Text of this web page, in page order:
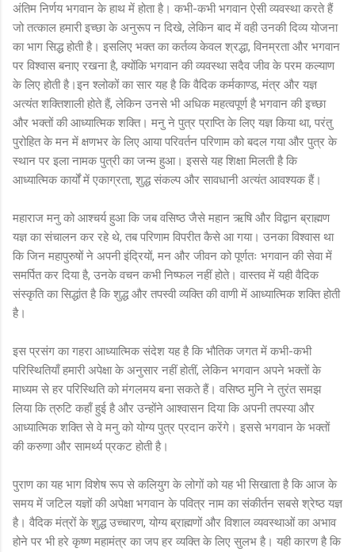
अंतिम निर्णय भगवान के हाथ में होता है। कभी-कभी भगवान ऐसी व्यवस्था करते हैं
जो तत्काल हमारी इच्छा के अनुरूप न दिखे, लेकिन बाद में वही उनकी दिव्य योजना
का भाग सिद्ध होती है। इसलिए भक्त का कर्तव्य केवल श्रद्धा, विनम्रता और भगवान
पर विश्वास बनाए रखना है, क्योंकि भगवान की व्यवस्था सदैव जीव के परम कल्याण
के लिए होती है।इन श्लोकों का सार यह है कि वैदिक कर्मकाण्ड, मंत्र और यज्ञ
अत्यंत शक्तिशाली होते हैं, लेकिन उनसे भी अधिक महत्वपूर्ण है भगवान की इच्छा
और भक्तों की आध्यात्मिक शक्ति। मनु ने पुत्र प्राप्ति के लिए यज्ञ किया था, परंतु
पुरोहित के मन में क्षणभर के लिए आया परिवर्तन परिणाम को बदल गया और पुत्र के
स्थान पर इला नामक पुत्री का जन्म हुआ। इससे यह शिक्षा मिलती है कि
आध्यात्मिक कार्यों में एकाग्रता, शुद्ध संकल्प और सावधानी अत्यंत आवश्यक हैं।
महाराज मनु को आश्चर्य हुआ कि जब वसिष्ठ जैसे महान ऋषि और विद्वान ब्राह्मण
यज्ञ का संचालन कर रहे थे, तब परिणाम विपरीत कैसे आ गया। उनका विश्वास था
कि जिन महापुरुषों ने अपनी इंद्रियों, मन और जीवन को पूर्णतः भगवान की सेवा में
समर्पित कर दिया है, उनके वचन कभी निष्फल नहीं होते। वास्तव में यही वैदिक
संस्कृति का सिद्धांत है कि शुद्ध और तपस्वी व्यक्ति की वाणी में आध्यात्मिक शक्ति होती
है।
इस प्रसंग का गहरा आध्यात्मिक संदेश यह है कि भौतिक जगत में कभी-कभी
परिस्थितियाँ हमारी अपेक्षा के अनुसार नहीं होतीं, लेकिन भगवान अपने भक्तों के
माध्यम से हर परिस्थिति को मंगलमय बना सकते हैं। वसिष्ठ मुनि ने तुरंत समझ
लिया कि त्रुटि कहाँ हुई है और उन्होंने आश्वासन दिया कि अपनी तपस्या और
आध्यात्मिक शक्ति से वे मनु को योग्य पुत्र प्रदान करेंगे। इससे भगवान के भक्तों
की करुणा और सामर्थ्य प्रकट होती है।
पुराण का यह भाग विशेष रूप से कलियुग के लोगों को यह भी सिखाता है कि आज के
समय में जटिल यज्ञों की अपेक्षा भगवान के पवित्र नाम का संकीर्तन सबसे श्रेष्ठ यज्ञ
है। वैदिक मंत्रों के शुद्ध उच्चारण, योग्य ब्राह्मणों और विशाल व्यवस्थाओं का अभाव
होने पर भी हरे कृष्ण महामंत्र का जप हर व्यक्ति के लिए सुलभ है। यही कारण है कि